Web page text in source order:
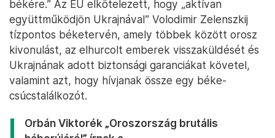
békére.” Az EU elkötelezett, hogy „aktívan
együttműködjön Ukrajnával” Volodimir Zelenszkij
tízpontos béketervén, amely többek között orosz
kivonulást, az elhurcolt emberek visszaküldését és
Ukrajnának adott biztonsági garanciákat követel,
valamint azt, hogy hívjanak össze egy béke-
csúcstalálkozót.
Orbán Viktorék „Oroszország brutális